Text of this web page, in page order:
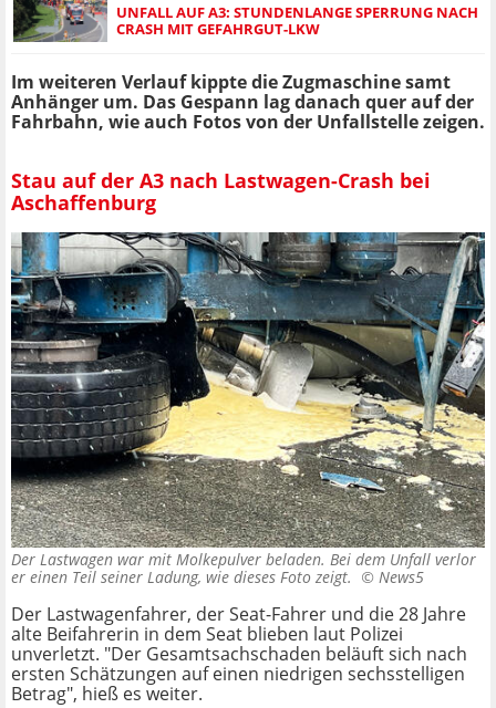
UNFALL AUF A3: STUNDENLANGE SPERRUNG NACH
CRASH MIT GEFAHRGUT-LKW
Im weiteren Verlauf kippte die Zugmaschine samt
Anhänger um. Das Gespann lag danach quer auf der
Fahrbahn, wie auch Fotos von der Unfallstelle zeigen.
Stau auf der A3 nach Lastwagen-Crash bei
Aschaffenburg
Der Lastwagen war mit Molkepulver beladen. Bei dem Unfall verlor
er einen Teil seiner Ladung, wie dieses Foto zeigt. © News5
Der Lastwagenfahrer, der Seat-Fahrer und die 28 Jahre
alte Beifahrerin in dem Seat blieben laut Polizei
unverletzt. "Der Gesamtsachschaden beläuft sich nach
ersten Schätzungen auf einen niedrigen sechsstelligen
Betrag", hieß es weiter.